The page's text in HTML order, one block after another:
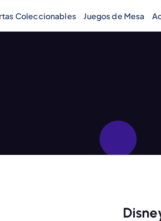
Coleccionables Juegos de Mesa